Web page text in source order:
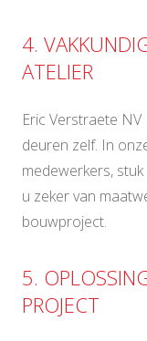
4.
ATELIER
Eric Verstraete
deuren zelf. In
medewerkers,
u zeker van
bouwproject.
5.
PROJECT